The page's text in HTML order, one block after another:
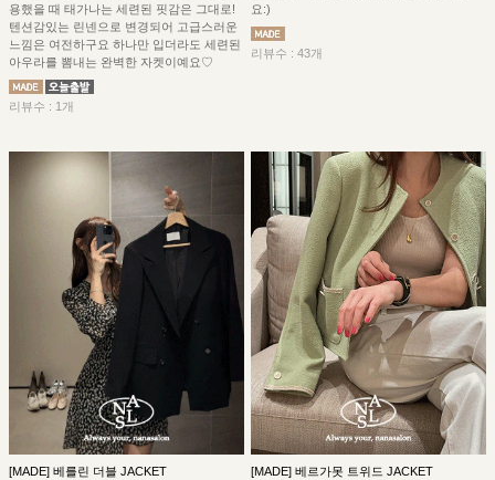
용했을 때 태가나는 세련된 핏감은 그대로!
텐션감있는 린넨으로 변경되어 고급스러운
느낌은 여전하구요 하나만 입더라도 세련된
아우라를 뽐내는 완벽한 자켓이예요♡
리뷰수 : 1개
요:)
리뷰수 : 43개
[MADE] 베를린 더블 JACKET [MADE] 베르가못 트위드 JACKET